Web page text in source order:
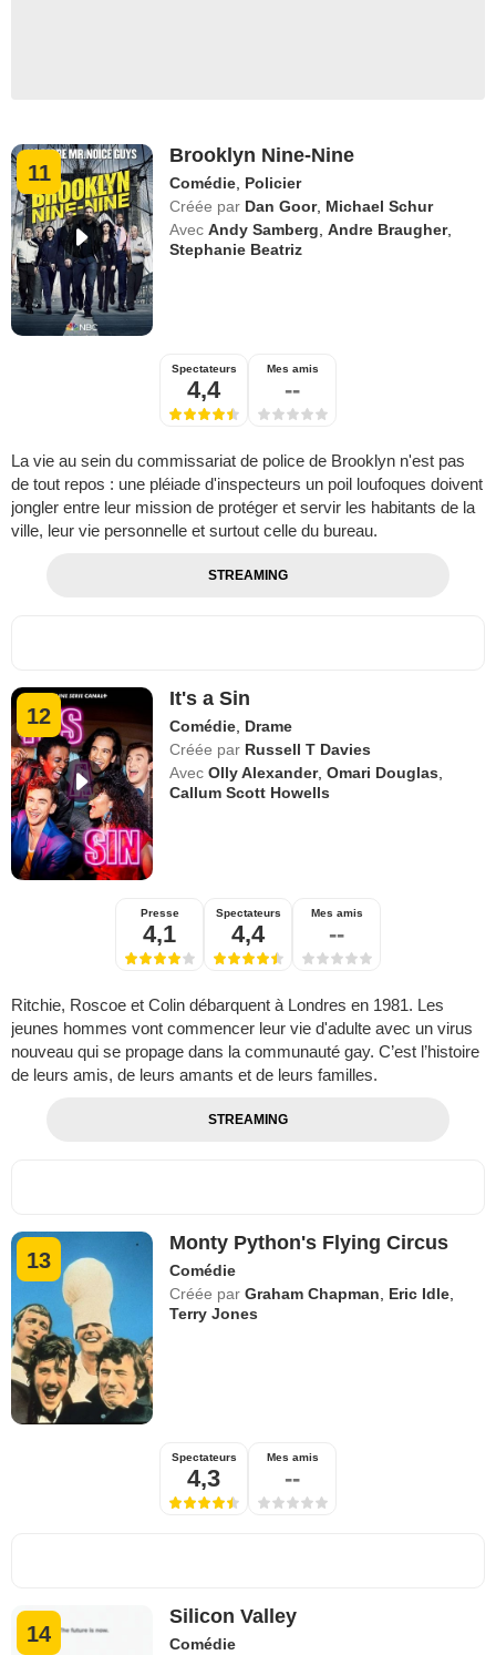
11
Brooklyn Nine-Nine
Comédie Policier
Créée par Dan Goor, Michael Schur
Avec Andy Samberg ,Andre Braugher,
Stephanie Beatriz
Spectateurs
4,4
Mes amis
--
La vie au sein du commissariat de police de Brooklyn n'est pas
de tout repos : une pléiade d'inspecteurs un poil loufoques doivent
jongler entre leur mission de protéger et servir les habitants de la
ville, leur vie personnelle et surtout celle du bureau.
STREAMING
12
It's a Sin
Comédie, Drame
Créée par Russell T Davies
Avec Olly Alexander,Omari Douglas,
Callum Scott Howells
Presse
4,1
Spectateurs
4,4
Mes amis
--
Ritchie, Roscoe et Colin débarquent à Londres en 1981. Les
jeunes hommes vont commencer leur vie d'adulte avec un virus
nouveau qui se propage dans la communauté gay. C’est l’histoire
de leurs amis, de leurs amants et de leurs familles.
STREAMING
13
Monty Python's Flying Circus
Comédie
Créée par Graham Chapman, Eric Idle,
Terry Jones
Spectateurs
4,3
Mes amis
--
14
Silicon Valley
Comédie